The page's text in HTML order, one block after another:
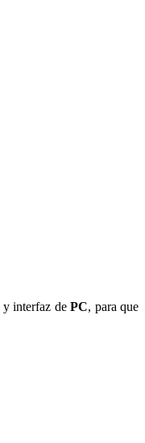
y interfaz dePC, para que